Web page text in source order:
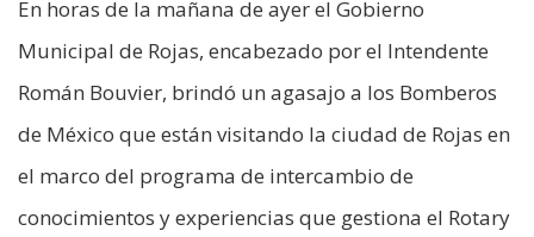
En horas de la mañana de ayer el Gobierno
Municipal de Rojas, encabezado por el Intendente
Román Bouvier, brindó un agasajo a los Bomberos
de México que están visitando la ciudad de Rojas en
el marco del programa de intercambio de
conocimientos y experiencias que gestiona el Rotary